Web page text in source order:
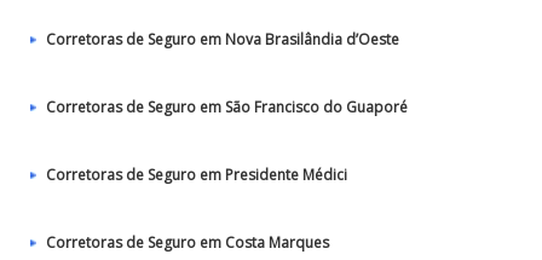
Corretoras de Seguro em Nova Brasilândia d’Oeste
Corretoras de Seguro em São Francisco do Guaporé
Corretoras de Seguro em Presidente Médici
Corretoras de Seguro em Costa Marques